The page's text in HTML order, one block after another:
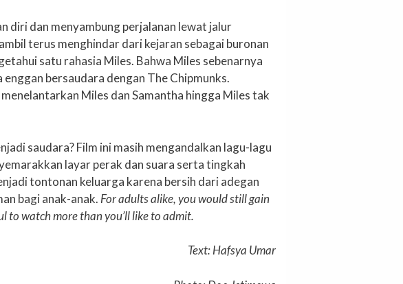
diri dan menyambung perjalanan lewat jalur
terus menghindar dari kejaran sebagai buronan
satu rahasia Miles. Bahwa Miles sebenarnya
bersaudara dengan The Chipmunks.
Miles dan Samantha hingga Miles tak
saudara? Film ini masih mengandalkan lagu-lagu
layar perak dan suara serta tingkah
tontonan keluarga karena bersih dari adegan
bagi anak-anak. For adults alike, you would still gain
to watch more than you’ll like to admit.
Text: Hafsya Umar